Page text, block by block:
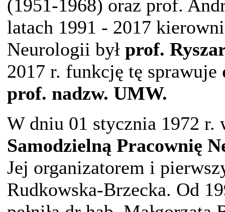
(1951-1968) oraz prof.
latach 1991 - 2017
Neurologii był prof.
2017 r. funkcję tę sprawuje
prof. nadzw. UMW.
W dniu 01 stycznia 1972
Samodzielną Pracownię
Jej organizatorem i
Rudkowska-Brzecka. Od